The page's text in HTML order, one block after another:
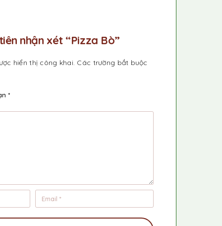
nhận xét “Pizza Bò”
hiển thị công khai. Các trường bắt buộc
*